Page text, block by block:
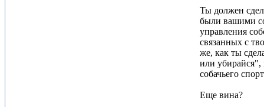
Ты должен
были вашими
управления
связанных с
же, как ты
или убирайся",
собачьего
Еще вина?